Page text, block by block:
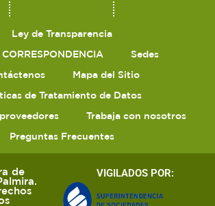
Ley de Transparencia
Sedes
Mapa del Sitio
de Tratamiento de Datos
Trabaja con nosotros
Preguntas Frecuentes
de
VIGILADOS POR: